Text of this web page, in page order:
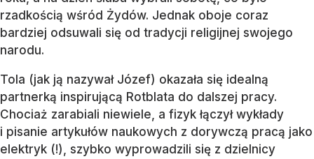
rzadkością wśród Żydów. Jednak oboje coraz
bardziej odsuwali się od tradycji religijnej swojego
narodu.
Tola (jak ją nazywał Józef) okazała się idealną
partnerką inspirującą Rotblata do dalszej pracy.
Chociaż zarabiali niewiele, a fizyk łączył wykłady
i pisanie artykułów naukowych z dorywczą pracą jako
elektryk (!), szybko wyprowadzili się z dzielnicy